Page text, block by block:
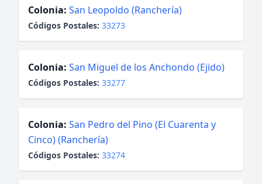
Colonia: San Leopoldo (Ranchería)
Códigos Postales: 33273
Colonia: San Miguel de los Anchondo (Ejido)
Códigos Postales: 33277
Colonia: San Pedro del Pino (El Cuarenta y
Cinco) (Ranchería)
Códigos Postales: 33274